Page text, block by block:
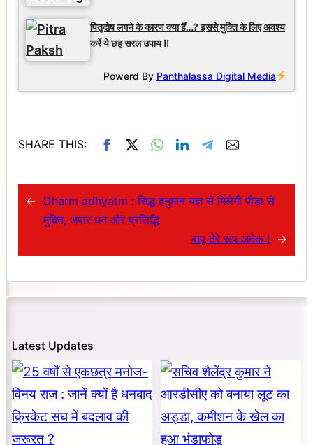
पितृदोष लगने के कारण क्या हैं…? इससे मुक्ति के लिए अवश्य
करें ये छह सरल उपाय !!
Powerd By Panthalassa Digital Media
SHARE THIS:
← Dharm adhyatm : सिद्ध हनुमान यज्ञ से मिलेगी पीड़ा से
मुक्ति, अपार धन और प्रसिद्धि
बापू तेरे रूप अनेक !
→
Latest Updates